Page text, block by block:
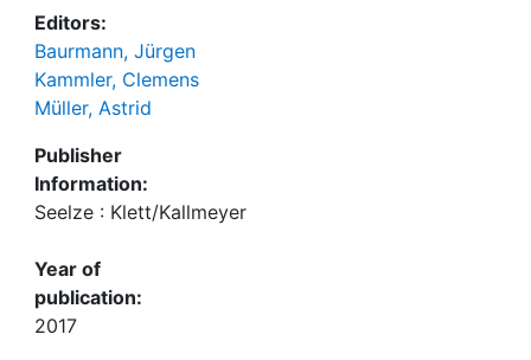
Editors:
Baurmann, Jürgen
Kammler, Clemens
Müller, Astrid
Publisher
Information:
Seelze : Klett/Kallmeyer
Year of
publication:
2017